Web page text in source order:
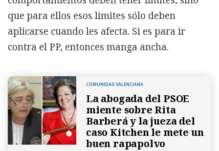
que para ellos esos límites sólo deben
aplicarse cuando les afecta. Si es para ir
contra el PP, entonces manga ancha.
COMUNIDAD VALENCIANA
La abogada del PSOE
miente sobre Rita
Barberá y la jueza del
caso Kitchen le mete un
buen rapapolvo